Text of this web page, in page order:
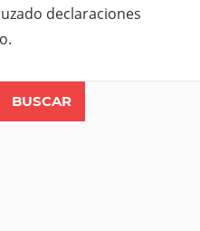
declaraciones